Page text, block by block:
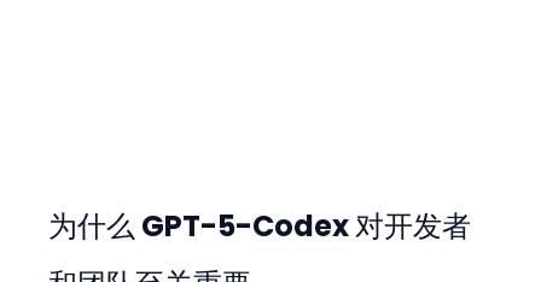
为什么 GPT-5-Codex 对开发者